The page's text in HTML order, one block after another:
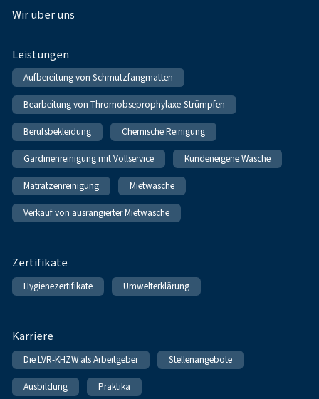
Fußnavigation
Wir über uns
Leistungen
Aufbereitung von Schmutzfangmatten
Bearbeitung von Thromobseprophylaxe-Strümpfen
Berufsbekleidung Chemische Reinigung
Gardinenreinigung mit Vollservice Kundeneigene Wäsche
Matratzenreinigung Mietwäsche
Verkauf von ausrangierter Mietwäsche
Zertifikate
Hygienezertifikate Umwelterklärung
Karriere
Die LVR-KHZW als Arbeitgeber Stellenangebote
Ausbildung Praktika